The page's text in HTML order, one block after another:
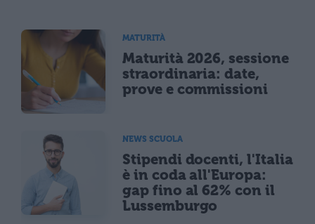
MATURITÀ
Maturità 2026, sessione
straordinaria: date,
prove e commissioni
NEWS SCUOLA
Stipendi docenti, l'Italia
è in coda all'Europa:
gap fino al 62% con il
Lussemburgo